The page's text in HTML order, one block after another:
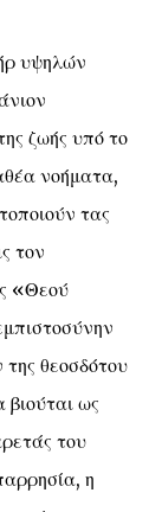
υψηλών
ζωής υπό το
νοήματα,
τας
τον
«Θεού
της θεοσδότου
βιούται ως
του
η